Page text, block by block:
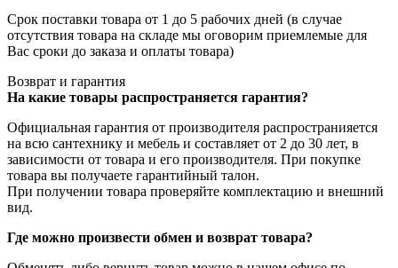
Срок поставки товара от 1 до 5 рабочих дней (в случае
отсутствия товара на складе мы оговорим приемлемые для
Вас сроки до заказа и оплаты товара)
Возврат и гарантия
На какие товары распространяется гарантия?
Официальная гарантия от производителя распространияется
на всю сантехнику и мебель и составляет от 2 до 30 лет, в
зависимости от товара и его производителя. При покупке
товара вы получаете гарантийный талон.
При получении товара проверяйте комплектацию и внешний
вид.
Где можно произвести обмен и возврат товара?